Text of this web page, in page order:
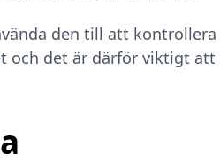
den till att kontrollera
och det är därför viktigt